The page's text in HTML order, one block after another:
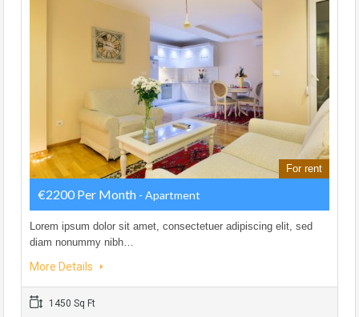
For rent
€2200 Per Month - Apartment
Lorem ipsum dolor sit amet, consectetuer adipiscing elit, sed
diam nonummy nibh…
More Details
1450 Sq Ft